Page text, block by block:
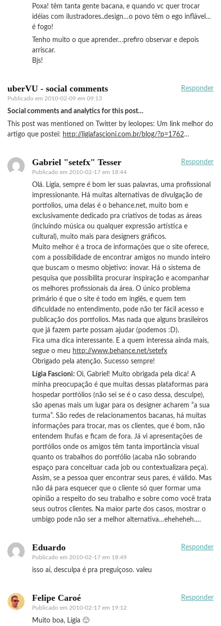
Poxa! têm tanta gente bacana, e quando vc quer trocar
idéias com ilustradores..design…o povo têm o ego inflável…
é fogo!
Tenho muito o que aprender…prefiro observar e depois
arriscar.
Bjs!
uberVU - social comments
Publicado em 2010-02-09 em 09:13
Responder
Social comments and analytics for this post…
This post was mentioned on Twitter by leolopes: Um link melhor do
artigo que postei: http://ligiafascioni.com.br/blog/?p=1762…
Gabriel "setefx" Tesser
Publicado em 2010-02-17 em 18:44
Responder
Olá. Lígia, sempre é bom ler suas palavras, uma profissional
impressionante. Há muitas alternativas de divulgação de
portfolios, uma delas é o behance.net, muito bom e
exclusivamente dedicado pra criativos de todas as áreas
(incluindo música ou qualquer expressão artística e
cultural), muito mais para designers gráficos.
Muito melhor é a troca de informações que o site oferece,
com a possibilidade de encontrar amigos no mundo inteiro
que buscam o mesmo objetivo: inovar. Há o sistema de
pesquisa que possibilita procurar inspiração e acompanhar
os melhores profissionais da área. O único problema
primário é que o site é todo em inglês, e quem tem
dificuldade no entendimento, pode não ter fácil acesso e
publicação dos portfolios. Mas nada que alguns brasileiros
que já fazem parte possam ajudar (podemos :D).
Fica uma dica interessante. E a quem interessa ainda mais,
segue o meu http://www.behance.net/setefx
Obrigado pela atenção. Sucesso sempre!
Lígia Fascioni: Oi, Gabriel! Muito obrigada pela dica! A
minha preocupação é que muitas dessas plataformas para
hospedar portfólios (não sei se é o caso dessa, desculpe),
são apenas mais um lugar para os designer acharem “a sua
turma”. São redes de relacionamentos bacanas, há muitas
informações para trocar, mas os clientes, que é bom, não
entendem lhufas e ficam de fora. Já vi apresentações de
portfólios onde os amigos têm tanta importância visual
quanto os trabalhos do portfólio (acaba não sobrando
espaço para conceituar cada job ou contextualizara peça).
Assim, se a pessoa quer encontrar seus pares, é válido. Mas
não dá para esquecer que o cliente só quer formar uma
opinião a respeito do seu trabalho e sobre como você trata
seus outros clientes. Na maior parte dos casos, mostrar o
umbigo pode não ser a melhor alternativa…eheheheh….
Eduardo
Publicado em 2010-02-17 em 18:49
Responder
isso aí, desculpa é pra preguiçoso. valeu
Felipe Caroé
Publicado em 2010-02-17 em 19:12
Responder
Muito boa, Lígia 🙂